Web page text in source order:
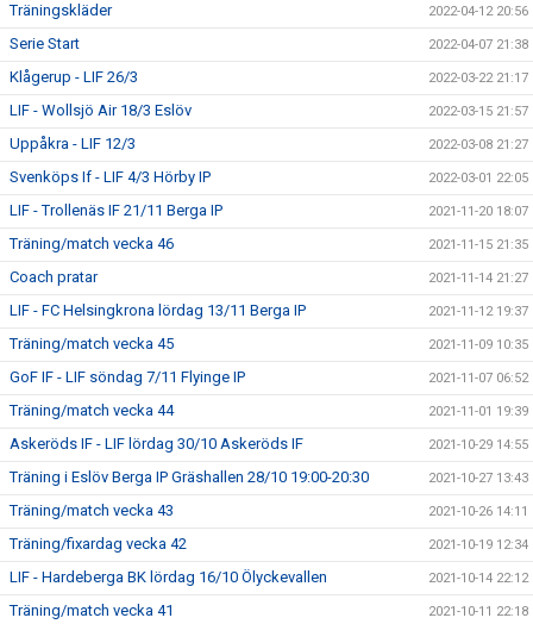
Träningskläder 2022-04-12 20:56
Serie Start 2022-04-07 21:38
Klågerup - LIF 26/3 2022-03-22 21:17
LIF - Wollsjö Air 18/3 Eslöv 2022-03-15 21:57
Uppåkra - LIF 12/3 2022-03-08 21:27
Svenköps If - LIF 4/3 Hörby IP 2022-03-01 22:05
LIF - Trollenäs IF 21/11 Berga IP 2021-11-20 18:07
Träning/match vecka 46 2021-11-15 21:35
Coach pratar 2021-11-14 21:27
LIF - FC Helsingkrona lördag 13/11 Berga IP 2021-11-12 19:37
Träning/match vecka 45 2021-11-09 10:35
GoF IF - LIF söndag 7/11 Flyinge IP 2021-11-07 06:52
Träning/match vecka 44 2021-11-01 19:39
Askeröds IF - LIF lördag 30/10 Askeröds IF 2021-10-29 14:55
Träning i Eslöv Berga IP Gräshallen 28/10 19:00-20:30 2021-10-27 13:43
Träning/match vecka 43 2021-10-26 14:11
Träning/fixardag vecka 42 2021-10-19 12:34
LIF - Hardeberga BK lördag 16/10 Ölyckevallen 2021-10-14 22:12
Träning/match vecka 41 2021-10-11 22:18